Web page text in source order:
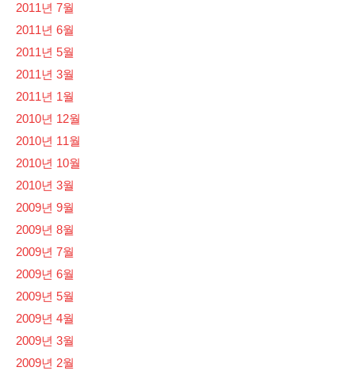
2011년 7월
2011년 6월
2011년 5월
2011년 3월
2011년 1월
2010년 12월
2010년 11월
2010년 10월
2010년 3월
2009년 9월
2009년 8월
2009년 7월
2009년 6월
2009년 5월
2009년 4월
2009년 3월
2009년 2월